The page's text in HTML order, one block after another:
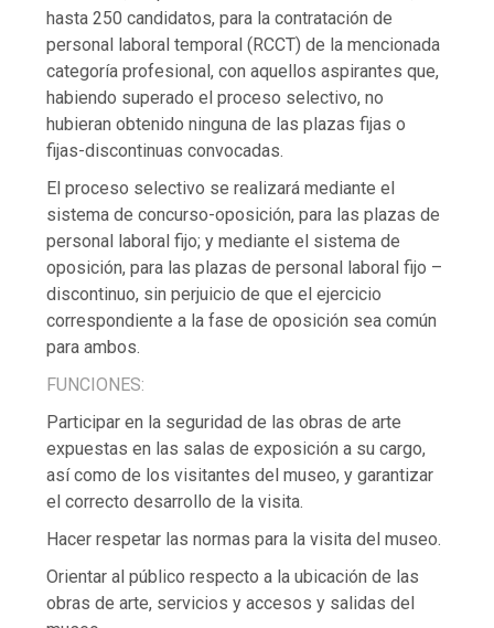
hasta 250 candidatos, para la contratación de
personal laboral temporal (RCCT) de la mencionada
categoría profesional, con aquellos aspirantes que,
habiendo superado el proceso selectivo, no
hubieran obtenido ninguna de las plazas fijas o
fijas-discontinuas convocadas.
El proceso selectivo se realizará mediante el
sistema de concurso-oposición, para las plazas de
personal laboral fijo; y mediante el sistema de
oposición, para las plazas de personal laboral fijo –
discontinuo, sin perjuicio de que el ejercicio
correspondiente a la fase de oposición sea común
para ambos.
FUNCIONES:
Participar en la seguridad de las obras de arte
expuestas en las salas de exposición a su cargo,
así como de los visitantes del museo, y garantizar
el correcto desarrollo de la visita.
Hacer respetar las normas para la visita del museo.
Orientar al público respecto a la ubicación de las
obras de arte, servicios y accesos y salidas del